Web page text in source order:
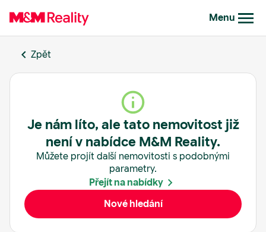
Menu
Zpět
Je nám líto, ale tato nemovitost již
není v nabídce M&M Reality.
Můžete projít další nemovitosti s podobnými
parametry.
Přejít na nabídky
Nové hledání